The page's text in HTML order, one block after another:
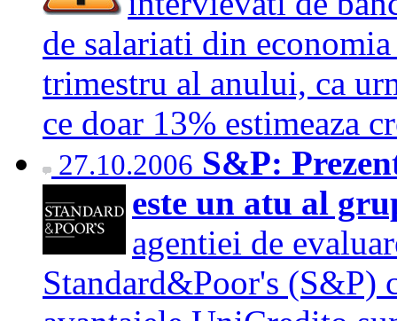
de salariati din
trimestru al anului, ca
ce doar 13% estimeaza
27.10.2006 S&P:
este un atu al
agentiei de
Standard&Poor's (S&P)